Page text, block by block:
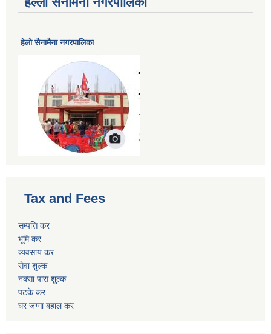
हेलाे सैनामैना नगरपालिका
Tax and Fees
सम्पत्ति कर
भूमि कर
व्यवसाय कर
सेवा शुल्क
नक्सा पास शुल्क
पटके कर
घर जग्गा बहाल कर